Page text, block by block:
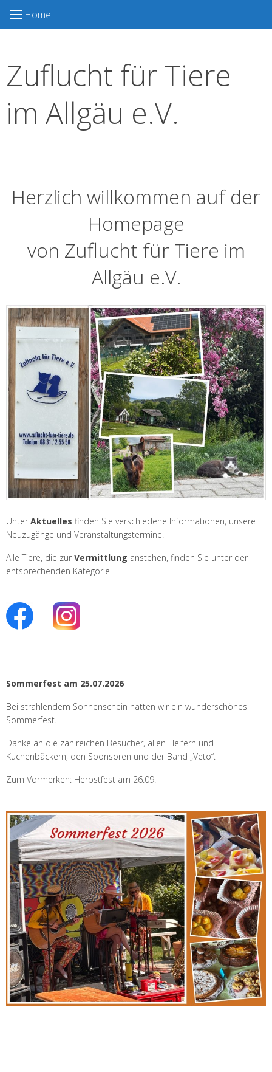
Home
Zuflucht für Tiere
im Allgäu e.V.
Herzlich willkommen auf der
Homepage
von Zuflucht für Tiere im
Allgäu e.V.
Unter Aktuelles finden Sie verschiedene Informationen, unsere
Neuzugänge und Veranstaltungstermine.
Alle Tiere, die zur Vermittlung anstehen, finden Sie unter der
entsprechenden Kategorie.
Sommerfest am 25.07.2026
Bei strahlendem Sonnenschein hatten wir ein wunderschönes
Sommerfest.
Danke an die zahlreichen Besucher, allen Helfern und
Kuchenbäckern, den Sponsoren und der Band „Veto“.
Zum Vormerken: Herbstfest am 26.09.